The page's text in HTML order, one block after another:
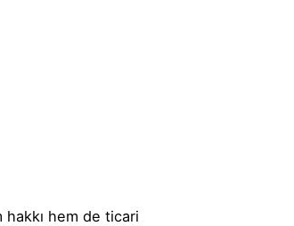
hem de ticari